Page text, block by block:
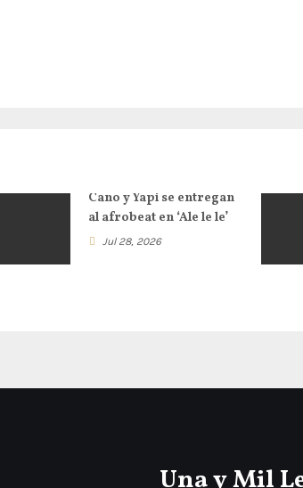
Cano y Yapi se entregan
al afrobeat en ‘Ale le le’
Jul 28, 2026
Una y Mil